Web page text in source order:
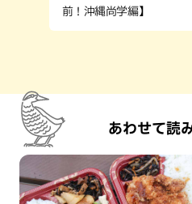
前！沖縄尚学編】
あわせて読